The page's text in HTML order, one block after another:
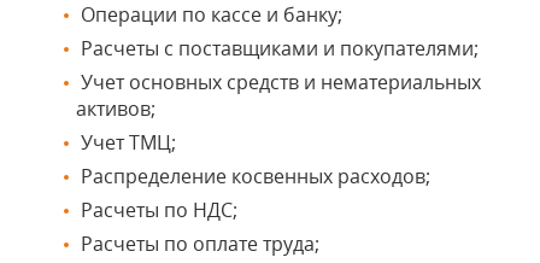
Операции по кассе и банку;
Расчеты с поставщиками и покупателями;
Учет основных средств и нематериальных
активов;
Учет ТМЦ;
Распределение косвенных расходов;
Расчеты по НДС;
Расчеты по оплате труда;